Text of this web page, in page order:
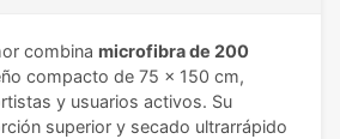
combina microfibra de 200
compacto de 75 x 150 cm,
y usuarios activos. Su
superior y secado ultrarrápido